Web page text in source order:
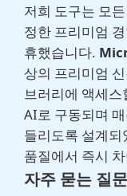
저희 도구는 모
정한 프리미엄
휴했습니다.
상의 프리미엄
브러리에 액세
AI로 구동되며
들리도록 설계
품질에서 즉시
자주 묻는 질